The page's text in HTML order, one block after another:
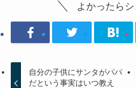
よかったらシ
自分の子供にサンタがパパ
だという事実はいつ教え